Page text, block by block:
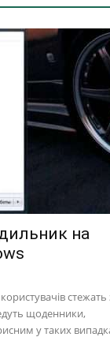
на
стежать
щоденники,
у таких